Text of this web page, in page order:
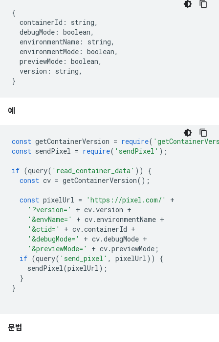
{
containerId : string,
debugMode : boolean,
environmentName : string,
environmentMode : boolean,
previewMode : boolean,
version : string,
}
예
const getContainerVersion = require(
const sendPixel = require( 'sendPixel' );
if (query( 'read_container_data' ))
{
const cv = getContainerVersion();
const pixelUrl = 'https://pixel.com/'
+
'?version='
+ cv.version +
'&envName='
+ cv. environmentName +
'&ctid='
+ cv.containerId +
'&debugMode='
+ cv.debugMode +
'&previewMode='
+ cv.previewMode ;
if (query( 'send_pixel' , pixelUrl))
{
sendPixel(pixelUrl);
}
}
문법